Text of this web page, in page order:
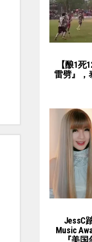
【酿1
雷劈』，
JessC
Music
『美